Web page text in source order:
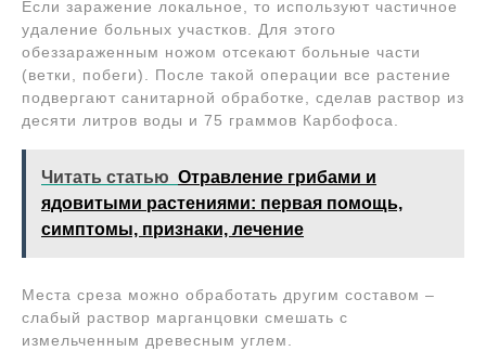
Если заражение локальное, то используют частичное
удаление больных участков. Для этого
обеззараженным ножом отсекают больные части
(ветки, побеги). После такой операции все растение
подвергают санитарной обработке, сделав раствор из
десяти литров воды и 75 граммов Карбофоса.
Читать статью Отравление грибами и
ядовитыми растениями: первая помощь,
симптомы, признаки, лечение
Места среза можно обработать другим составом –
слабый раствор марганцовки смешать с
измельченным древесным углем.